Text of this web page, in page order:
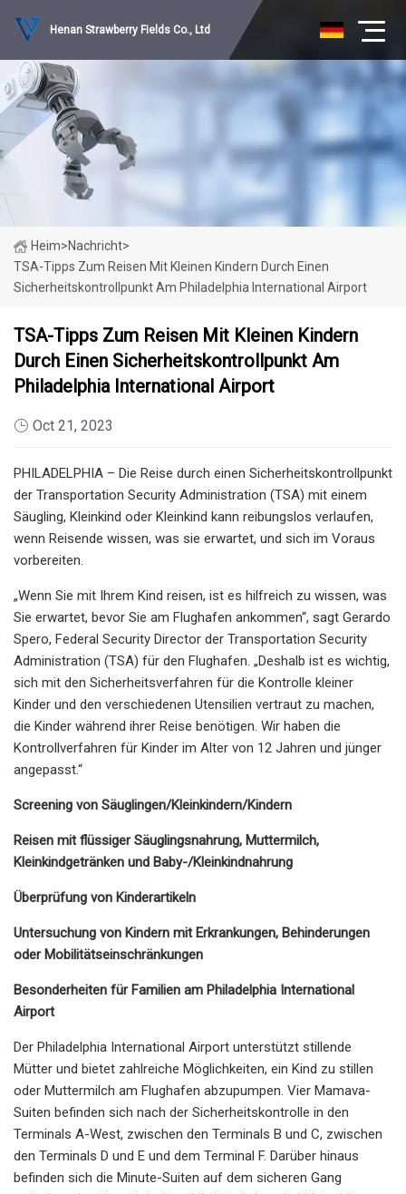
Henan Strawberry Fields Co., Ltd
Heim>Nachricht>
TSA-Tipps Zum Reisen Mit Kleinen Kindern Durch Einen
Sicherheitskontrollpunkt Am Philadelphia International Airport
TSA-Tipps Zum Reisen Mit Kleinen Kindern
Durch Einen Sicherheitskontrollpunkt Am
Philadelphia International Airport
Oct 21, 2023
PHILADELPHIA – Die Reise durch einen Sicherheitskontrollpunkt
der Transportation Security Administration (TSA) mit einem
Säugling, Kleinkind oder Kleinkind kann reibungslos verlaufen,
wenn Reisende wissen, was sie erwartet, und sich im Voraus
vorbereiten.
„Wenn Sie mit Ihrem Kind reisen, ist es hilfreich zu wissen, was
Sie erwartet, bevor Sie am Flughafen ankommen“, sagt Gerardo
Spero, Federal Security Director der Transportation Security
Administration (TSA) für den Flughafen. „Deshalb ist es wichtig,
sich mit den Sicherheitsverfahren für die Kontrolle kleiner
Kinder und den verschiedenen Utensilien vertraut zu machen,
die Kinder während ihrer Reise benötigen. Wir haben die
Kontrollverfahren für Kinder im Alter von 12 Jahren und jünger
angepasst.“
Screening von Säuglingen/Kleinkindern/Kindern
Reisen mit flüssiger Säuglingsnahrung, Muttermilch,
Kleinkindgetränken und Baby-/Kleinkindnahrung
Überprüfung von Kinderartikeln
Untersuchung von Kindern mit Erkrankungen, Behinderungen
oder Mobilitätseinschränkungen
Besonderheiten für Familien am Philadelphia International
Airport
Der Philadelphia International Airport unterstützt stillende
Mütter und bietet zahlreiche Möglichkeiten, ein Kind zu stillen
oder Muttermilch am Flughafen abzupumpen. Vier Mamava-
Suiten befinden sich nach der Sicherheitskontrolle in den
Terminals A-West, zwischen den Terminals B und C, zwischen
den Terminals D und E und dem Terminal F. Darüber hinaus
befinden sich die Minute-Suiten auf dem sicheren Gang